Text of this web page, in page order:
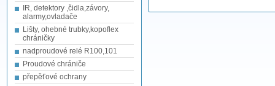
IR, detektory ,čidla,závory,
alarmy,ovladače
Lišty, ohebné trubky,kopoflex
chráničky
nadproudové relé R100,101
Proudové chrániče
přepěťové ochrany